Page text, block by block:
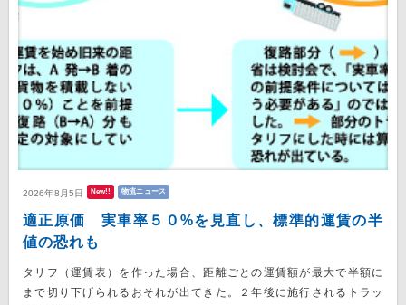
2026年8月5日 New!! 物流ニュース
適正原価 実車率５０%を見直し、標準的運賃の半
値の恐れも
タリフ（運賃表）を作った場合、距離ごとの運賃額が最大で半額に
まで切り下げられるおそれが出てきた。２年後に施行されるトラッ